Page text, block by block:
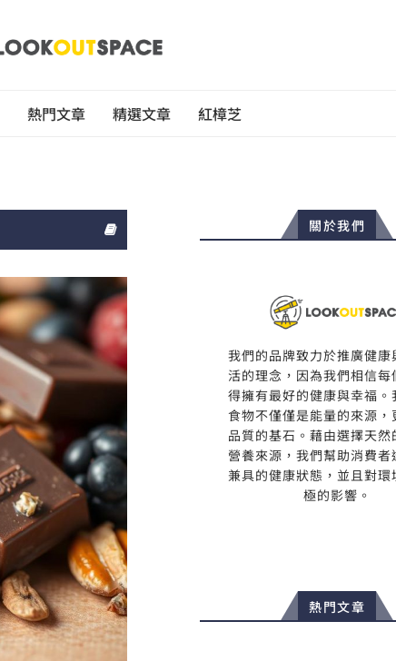
熱門文章 精選文章 紅樟芝
關於我們
我們的品牌致力於推廣健康
活的理念，因為我們相信每
得擁有最好的健康與幸福。
食物不僅僅是能量的來源，
品質的基石。藉由選擇天然
營養來源，我們幫助消費者
兼具的健康狀態，並且對環
極的影響。
熱門文章